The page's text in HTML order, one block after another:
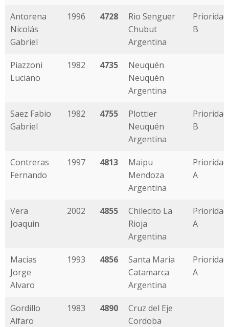
Antorena
Nicolás
Gabriel
1996 4728
Rio Senguer
Chubut
Argentina
Prioridad
B
Piazzoni
Luciano
1982 4735
Neuquén
Neuquén
Argentina
Saez Fabio
Gabriel
1982 4755
Plottier
Neuquén
Argentina
Prioridad
B
Contreras
Fernando
1997 4813
Maipu
Mendoza
Argentina
Prioridad
A
Vera
Joaquin
2002 4855
Chilecito La
Rioja
Argentina
Prioridad
A
Macias
Jorge
Alvaro
1993 4856
Santa Maria
Catamarca
Argentina
Prioridad
A
Gordillo
Alfaro
1983 4890
Cruz del Eje
Cordoba